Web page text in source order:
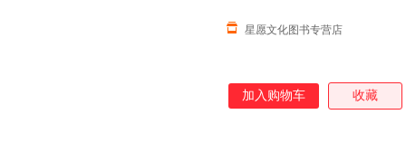
星愿文化图书专营店
加入购物车 收藏